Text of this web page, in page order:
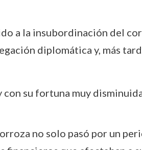
a la insubordinación del
diplomática y, más
con su fortuna muy
no solo pasó por un